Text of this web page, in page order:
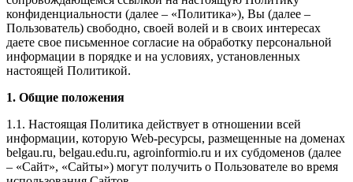
конфиденциальности (далее – «Политика»), Вы (далее –
Пользователь) свободно, своей волей и в своих интересах
даете свое письменное согласие на обработку персональной
информации в порядке и на условиях, установленных
настоящей Политикой.
1. Общие положения
1.1. Настоящая Политика действует в отношении всей
информации, которую Web-ресурсы, размещенные на доменах
belgau.ru, belgau.edu.ru, agroinformio.ru и их субдоменов (далее
– «Сайт», «Сайты») могут получить о Пользователе во время